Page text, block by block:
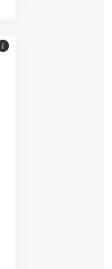
i